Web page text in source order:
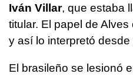
Iván Villar, que estaba
titular. El papel de
y así lo interpretó desde
El brasileño se lesionó